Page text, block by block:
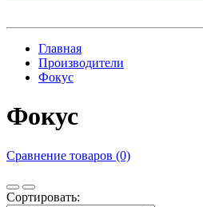
Главная
Производители
Фокус
Фокус
Сравнение товаров (0)
Сортировать: